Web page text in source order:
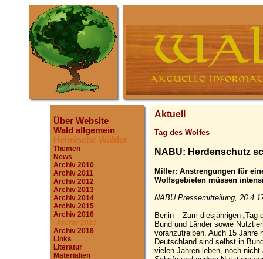
Über Website
Wald allgemein
Heimische Wälder
Themen
News
Archiv 2010
Archiv 2011
Archiv 2012
Archiv 2013
Archiv 2014
Archiv 2015
Archiv 2016
Archiv 2017
Archiv 2018
Links
Literatur
Materialien
Aktuell
Tag des Wolfes
NABU: Herdenschutz
Miller: Anstrengungen für
Wolfsgebieten müssen
NABU Pressemitteilung,
Berlin – Zum diesjährigen „Tag
Bund und Länder sowie
voranzutreiben. Auch 15 Jahre
Deutschland sind selbst in
vielen Jahren leben, noch